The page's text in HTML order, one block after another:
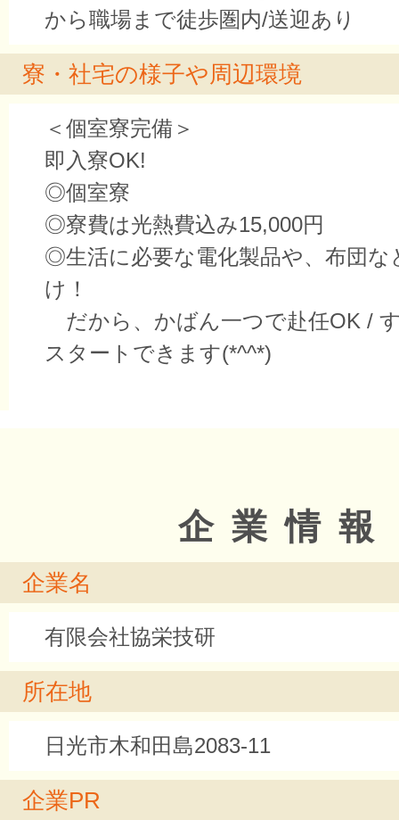
から職場まで徒歩圏内/送迎あり
寮・社宅の様子や周辺環境
＜個室寮完備＞
即入寮OK!
◎個室寮
◎寮費は光熱費込み15,000円
◎生活に必要な電化製品や、布団な
け！
だから、かばん一つで赴任OK /
スタートできます(*^^*)
企業情報
企業名
有限会社協栄技研
所在地
日光市木和田島2083-11
企業PR